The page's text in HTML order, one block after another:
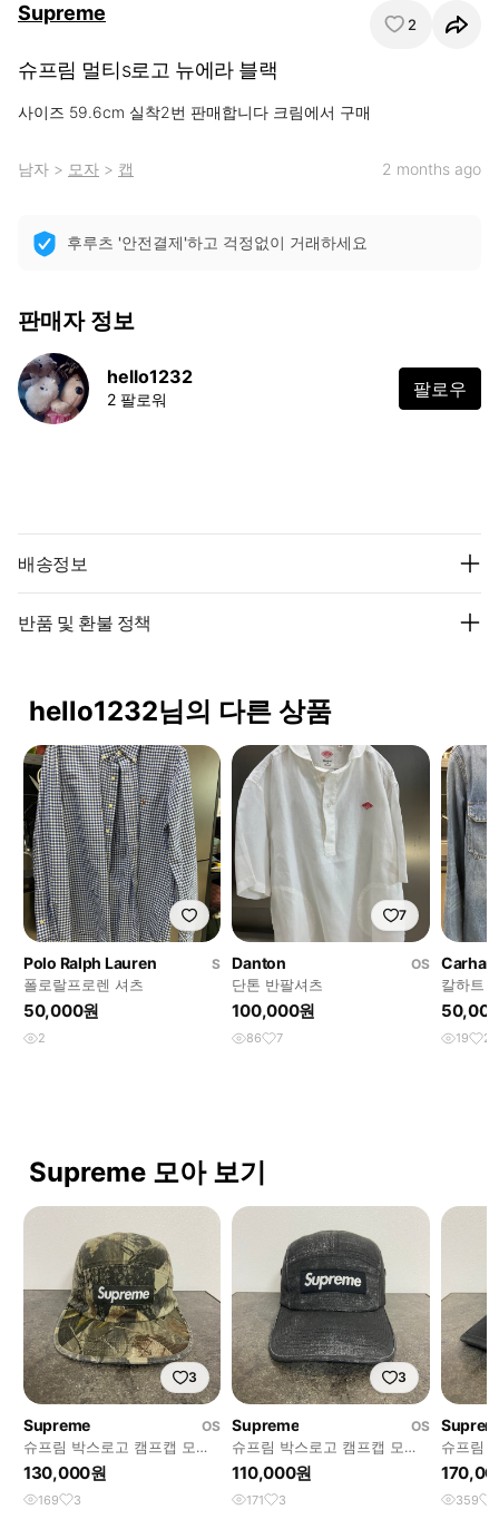
Supreme 2
슈프림 멀티s로고 뉴에라 블랙
사이즈 59.6cm 실착2번 판매합니다 크림에서 구매
남자 > 모자 > 캡 2 months ago
후루츠 '안전결제'하고 걱정없이 거래하세요
판매자 정보
hello1232
2 팔로워 팔로우
배송정보
반품 및 환불 정책
hello1232님의 다른 상품
Polo Ralph Lauren
S
폴로랄프로렌 셔츠
50,000원
2
7
Danton
OS
단톤 반팔셔츠
100,000원
86 7
칼하트
19 2
Supreme 모아 보기
3
Supreme
OS
슈프림 박스로고 캠프캡 모자
25SS 리얼트리 하드우즈 카모
130,000원
169 3
3
Supreme
OS
슈프림 박스로고 캠프캡 모자
코티드 코듀라 블랙 (One
Size)
110,000원
171 3
슈프림
21FW
359